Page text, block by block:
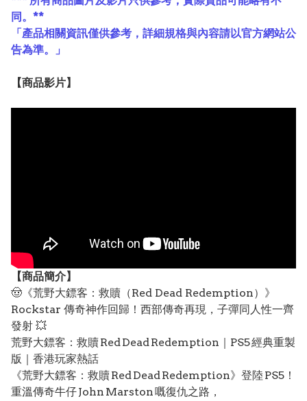
同。**
「產品相關資訊僅供參考，詳細規格與內容請以官方網站公
告為準。」
【商品影片】
【商品簡介】
🤠《荒野大鏢客：救贖（Red Dead Redemption）》
Rockstar 傳奇神作回歸！西部傳奇再現，子彈同人性一齊
發射 💥
荒野大鏢客：救贖 Red Dead Redemption｜PS5 經典重製
版｜香港玩家熱話
《荒野大鏢客：救贖 Red Dead Redemption》登陸 PS5！
重溫傳奇牛仔 John Marston 嘅復仇之路，